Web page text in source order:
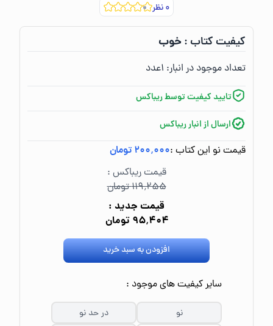
۰نظر
کیفیت کتاب :‌خوب
تعداد موجود در انبار:‌ ۱عدد
تایید کیفیت توسط ریباکس
ارسال از انبار ریباکس
قیمت نو این کتاب :۲۰۰٬۰۰۰ تومان
قیمت ریباکس :
۱۱۹٬۲۵۵ تومان
قیمت جدید :
۹۵٬۴۰۴ تومان
افزودن به سبد خرید
سایر کیفیت های موجود :
نو
در حد نو